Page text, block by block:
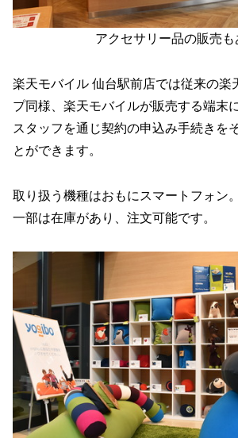
アクセサリー品の販売も
楽天モバイル 仙台駅前店では従来の楽
プ同様、楽天モバイルが販売する端末
スタッフを通じ契約の申込み手続きを
とができます。
取り扱う機種はおもにスマートフォン
一部は在庫があり、注文可能です。